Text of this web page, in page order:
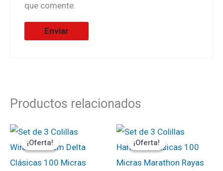
que comente.
Productos relacionados
¡Oferta!
¡Oferta!
El
precio
original
₡1500.
El
precio
actual
₡1350.
¡Oferta!
¡Oferta!
El
precio
original
₡900.
El
precio
actual
₡765.